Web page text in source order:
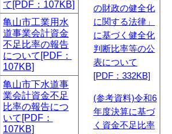
の財政の健全化
に関する法律」
に基づく健全化
判断比率等の公
表について
[PDF：332KB]
(参考資料)令和6
年度決算に基づ
く資金不足比率
て[PDF：107KB]
亀山市工業用水
道事業会計資金
不足比率の報告
について[PDF：
107KB]
亀山市下水道事
業会計資金不足
比率の報告につ
いて[PDF：
107KB]